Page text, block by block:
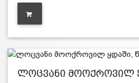
ლოცვანი მოოქროვილ